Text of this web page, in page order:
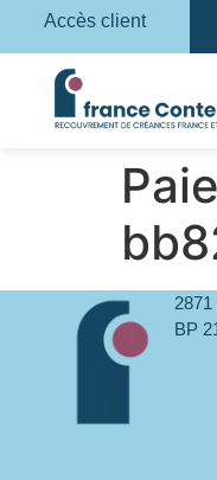
Accès client
2871
BP